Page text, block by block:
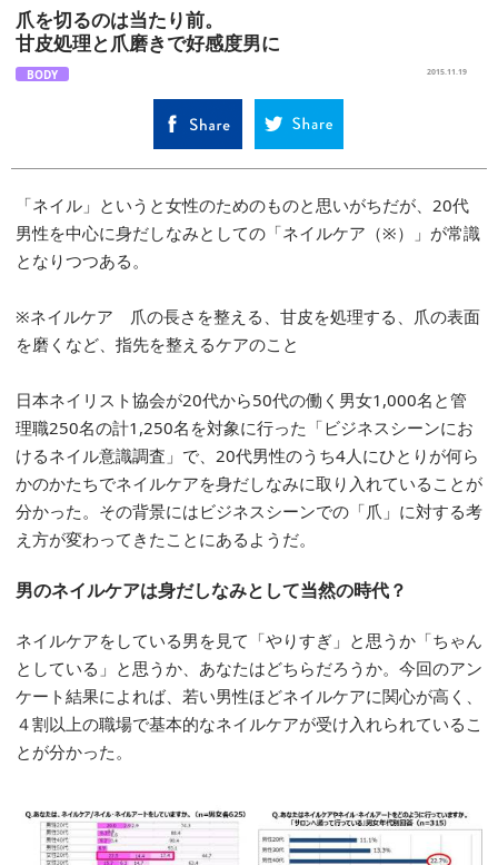
爪を切るのは当たり前。
甘皮処理と爪磨きで好感度男に
BODY 2015.11.19
「ネイル」というと女性のためのものと思いがちだが、20代
男性を中心に身だしなみとしての「ネイルケア（※）」が常識
となりつつある。
※ネイルケア 爪の長さを整える、甘皮を処理する、爪の表面
を磨くなど、指先を整えるケアのこと
日本ネイリスト協会が20代から50代の働く男女1,000名と管
理職250名の計1,250名を対象に行った「ビジネスシーンにお
けるネイル意識調査」で、20代男性のうち4人にひとりが何ら
かのかたちでネイルケアを身だしなみに取り入れていることが
分かった。その背景にはビジネスシーンでの「爪」に対する考
え方が変わってきたことにあるようだ。
男のネイルケアは身だしなみとして当然の時代？
ネイルケアをしている男を見て「やりすぎ」と思うか「ちゃん
としている」と思うか、あなたはどちらだろうか。今回のアン
ケート結果によれば、若い男性ほどネイルケアに関心が高く、
４割以上の職場で基本的なネイルケアが受け入れられているこ
とが分かった。